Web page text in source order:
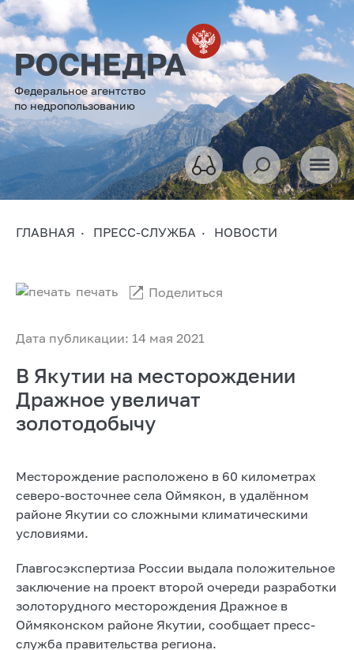
Федеральное агентство
по недропользованию
ГЛАВНАЯ ПРЕСС-СЛУЖБА НОВОСТИ
Дата публикации: 14 мая 2021
печать Поделиться
В Якутии на месторождении
Дражное увеличат
золотодобычу
Месторождение расположено в 60 километрах
северо-восточнее села Оймякон, в удалённом
районе Якутии со сложными климатическими
условиями.
Главгосэкспертиза России выдала положительное
заключение на проект второй очереди разработки
золоторудного месторождения Дражное в
Оймяконском районе Якутии, сообщает пресс-
служба правительства региона.